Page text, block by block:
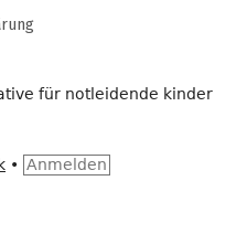
für notleidende kinder
• Anmelden